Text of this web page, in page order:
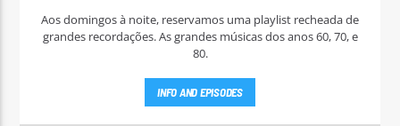
Aos domingos à noite, reservamos uma playlist recheada de
grandes recordações. As grandes músicas dos anos 60, 70, e
80.
INFO AND EPISODES